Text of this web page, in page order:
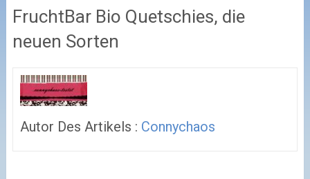
FruchtBar Bio Quetschies, die
neuen Sorten
Autor Des Artikels : Connychaos